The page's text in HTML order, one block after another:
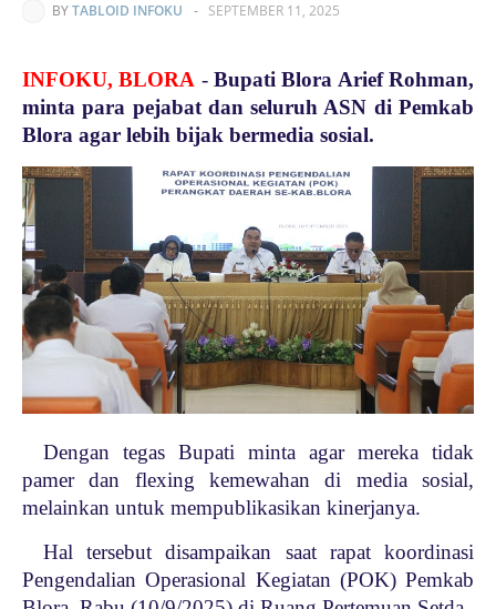
BYTABLOID INFOKU - SEPTEMBER 11, 2025
INFOKU, BLORA -Bupati Blora Arief Rohman,
minta para pejabat dan seluruh ASN di Pemkab
Blora agar lebih bijak bermedia sosial.
Dengan tegas Bupati minta agar mereka tidak
pamer dan flexing kemewahan di media sosial,
melainkan untuk mempublikasikan kinerjanya.
Hal tersebut disampaikan saat rapat koordinasi
Pengendalian Operasional Kegiatan (POK) Pemkab